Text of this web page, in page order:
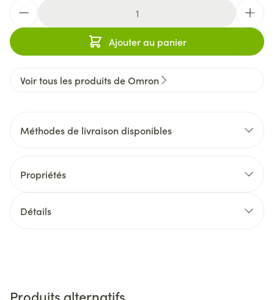
Ajouter au panier
Voir tous les produits de Omron
Méthodes de livraison disponibles
Propriétés
Détails
Produits alternatifs